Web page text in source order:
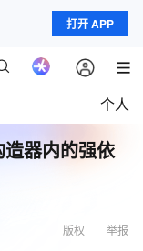
打开 APP
个人
器内的强依
举报
版权